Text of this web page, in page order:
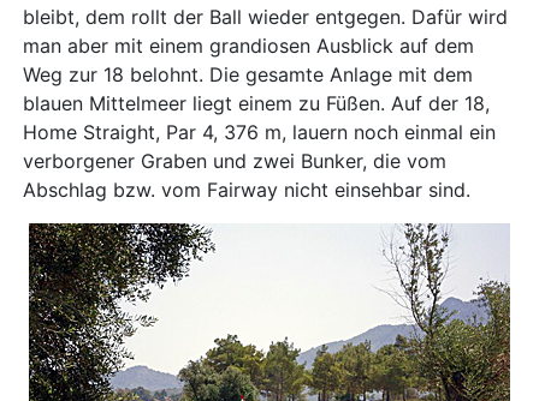
bleibt, dem rollt der Ball wieder entgegen. Dafür wird
man aber mit einem grandiosen Ausblick auf dem
Weg zur 18 belohnt. Die gesamte Anlage mit dem
blauen Mittelmeer liegt einem zu Füßen. Auf der 18,
Home Straight, Par 4, 376 m, lauern noch einmal ein
verborgener Graben und zwei Bunker, die vom
Abschlag bzw. vom Fairway nicht einsehbar sind.